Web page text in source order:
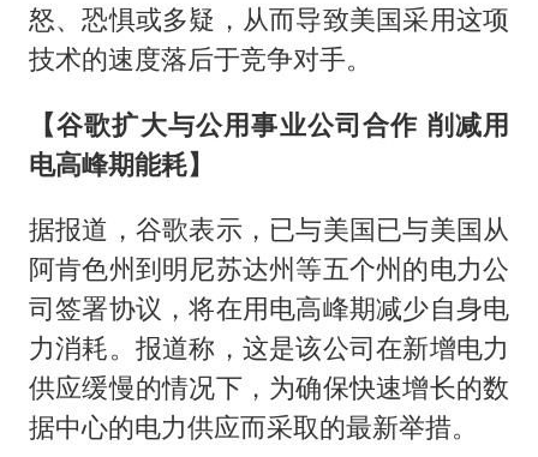
怒、恐惧或多疑，从而导致美国采用这项
技术的速度落后于竞争对手。
【谷歌扩大与公用事业公司合作 削减用
电高峰期能耗】
据报道，谷歌表示，已与美国已与美国从
阿肯色州到明尼苏达州等五个州的电力公
司签署协议，将在用电高峰期减少自身电
力消耗。报道称，这是该公司在新增电力
供应缓慢的情况下，为确保快速增长的数
据中心的电力供应而采取的最新举措。